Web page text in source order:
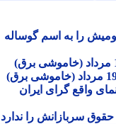
را به اسم گوساله
واقع گرای ایران
سربازانش را ندارد